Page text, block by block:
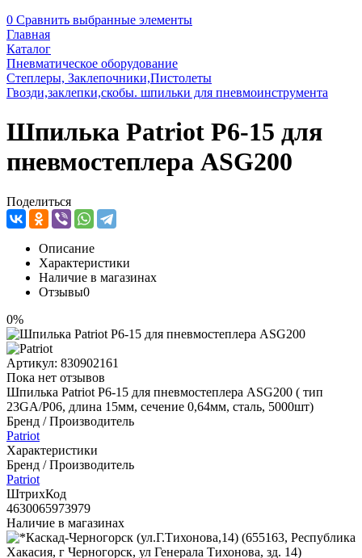
0 Сравнить выбранные элементы
Главная
Каталог
Пневматическое оборудование
Степлеры, Заклепочники,Пистолеты
Гвозди,заклепки,скобы. шпильки для пневмоинструмента
Шпилька Patriot Р6-15 для
пневмостеплера ASG200
Поделиться
Описание
Характеристики
Наличие в магазинах
Отзывы0
0%
Артикул: 830902161
Пока нет отзывов
Шпилька Patriot Р6-15 для пневмостеплера ASG200 ( тип
23GA/P06, длина 15мм, сечение 0,64мм, сталь, 5000шт)
Бренд / Производитель
Patriot
Характеристики
Бренд / Производитель
Patriot
ШтрихКод
4630065973979
Наличие в магазинах